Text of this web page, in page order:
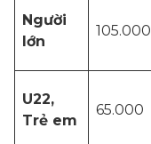
Người
lớn
105.000
U22,
Trẻ em
65.000